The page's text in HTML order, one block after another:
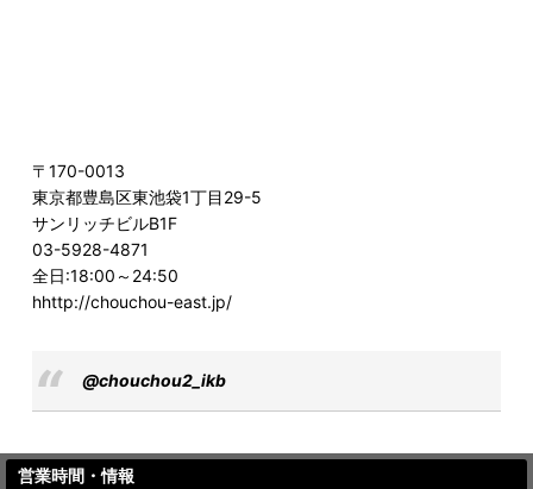
〒170-0013
東京都豊島区東池袋1丁目29-5
サンリッチビルB1F
03-5928-4871
全日:18:00～24:50
hhttp://chouchou-east.jp/
@chouchou2_ikb
営業時間・情報